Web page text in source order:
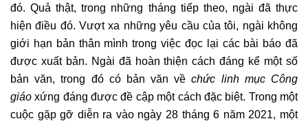
đó. Quả thật, trong những tháng tiếp theo, ngài đã thực
hiện điều đó. Vượt xa những yêu cầu của tôi, ngài không
giới hạn bản thân mình trong việc đọc lại các bài báo đã
được xuất bản. Ngài đã hoàn thiện cách đáng kể một số
bản văn, trong đó có bản văn vềchức linh mục Công
giáo xứng đáng được đề cập một cách đặc biệt. Trong một
cuộc gặp gỡ diễn ra vào ngày 28 tháng 6 năm 2021, một